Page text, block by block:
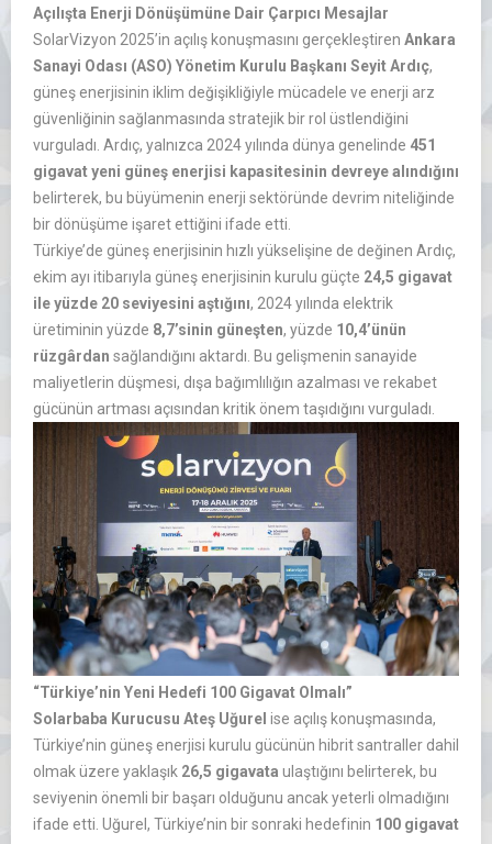
Açılışta Enerji Dönüşümüne Dair Çarpıcı Mesajlar
SolarVizyon 2025’in açılış konuşmasını gerçekleştiren Ankara
Sanayi Odası (ASO) Yönetim Kurulu Başkanı Seyit Ardıç,
güneş enerjisinin iklim değişikliğiyle mücadele ve enerji arz
güvenliğinin sağlanmasında stratejik bir rol üstlendiğini
vurguladı. Ardıç, yalnızca 2024 yılında dünya genelinde 451
gigavat yeni güneş enerjisi kapasitesinin devreye alındığını
belirterek, bu büyümenin enerji sektöründe devrim niteliğinde
bir dönüşüme işaret ettiğini ifade etti.
Türkiye’de güneş enerjisinin hızlı yükselişine de değinen Ardıç,
ekim ayı itibarıyla güneş enerjisinin kurulu güçte 24,5 gigavat
ile yüzde 20 seviyesini aştığını, 2024 yılında elektrik
üretiminin yüzde 8,7’sinin güneşten, yüzde 10,4’ünün
rüzgârdan sağlandığını aktardı. Bu gelişmenin sanayide
maliyetlerin düşmesi, dışa bağımlılığın azalması ve rekabet
gücünün artması açısından kritik önem taşıdığını vurguladı.
“Türkiye’nin Yeni Hedefi 100 Gigavat Olmalı”
Solarbaba Kurucusu Ateş Uğurel ise açılış konuşmasında,
Türkiye’nin güneş enerjisi kurulu gücünün hibrit santraller dahil
olmak üzere yaklaşık 26,5 gigavata ulaştığını belirterek, bu
seviyenin önemli bir başarı olduğunu ancak yeterli olmadığını
ifade etti. Uğurel, Türkiye’nin bir sonraki hedefinin 100 gigavat